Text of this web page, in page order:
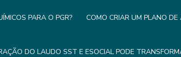
PARA O PGR? COMO CRIAR UM PLANO DE
DO LAUDO SST E ESOCIAL PODE